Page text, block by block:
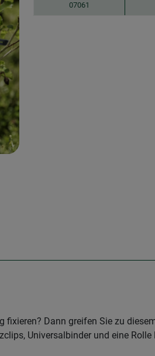
07061
Dann greifen Sie zu
Universalbinder und eine